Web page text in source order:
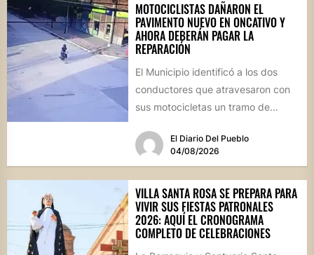
MOTOCICLISTAS DAÑARON EL
PAVIMENTO NUEVO EN ONCATIVO Y
AHORA DEBERÁN PAGAR LA
REPARACIÓN
El Municipio identificó a los dos
conductores que atravesaron con
sus motocicletas un tramo de
calle...
El Diario Del Pueblo
04/08/2026
VILLA SANTA ROSA SE PREPARA PARA
VIVIR SUS FIESTAS PATRONALES
2026: AQUÍ EL CRONOGRAMA
COMPLETO DE CELEBRACIONES